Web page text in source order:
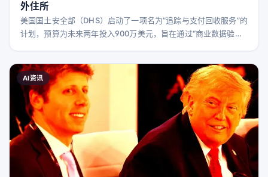
外住所
美国国土安全部（DHS）启动了一项名为“追踪与支付回收服务”的
计划，预算为未来两年投入900万美元，旨在通过“商业数据验证
录、法院文件，或在被驱逐者去世时提供死亡证明。 美国政府还
会接受其他“相关且可信”的文件。承包商需向被追缴者递送一份由
美国政府批准、用英语和西班牙语印制的传单，列出美
AI资讯